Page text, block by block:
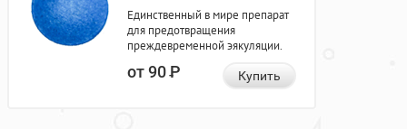
Единственный в мире препарат
для предотвращения
преждевременной эякуляции.
от 90Р Купить